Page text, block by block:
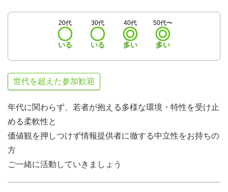
20代
いる
30代
いる
40代
多い
50代〜
多い
世代を超えた参加歓迎
年代に関わらず、若者が抱える多様な環境・特性を受け止
める柔軟性​と
価値観を押しつけず情報提供者に徹する中立性をお持ちの
方
ご一緒に活動していきましょう